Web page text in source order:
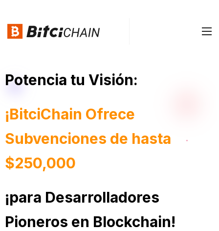
Potencia tu Visión:
¡BitciChain Ofrece
Subvenciones de hasta
$250,000
¡para Desarrolladores
Pioneros en Blockchain!